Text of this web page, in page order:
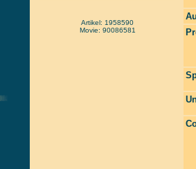
Artikel: 1958590
Movie: 90086581